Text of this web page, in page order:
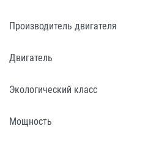
Производитель двигателя
Двигатель
Экологический класс
Мощность